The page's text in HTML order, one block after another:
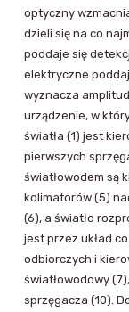
optyczny
dzieli się na co
poddaje się
elektryczne
wyznacza
urządzenie, w
światła (1) jest
pierwszych
światłowodem są
kolimatorów (5)
(6), a światło
jest przez układ
odbiorczych i
światłowodowy
sprzęgacza (10).